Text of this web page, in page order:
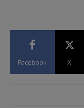
Facebook X